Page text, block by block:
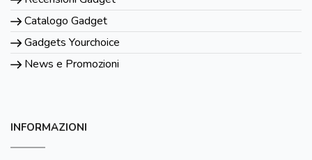
Catalogo Gadget
Gadgets Yourchoice
News e Promozioni
INFORMAZIONI